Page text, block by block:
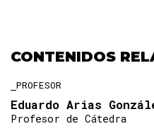
CONTENIDOS
PROFESOR
Eduardo Arias
Profesor de Cátedra